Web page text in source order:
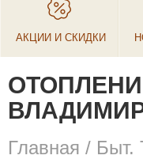
АКЦИИ И СКИДКИ
Главная / Быт.